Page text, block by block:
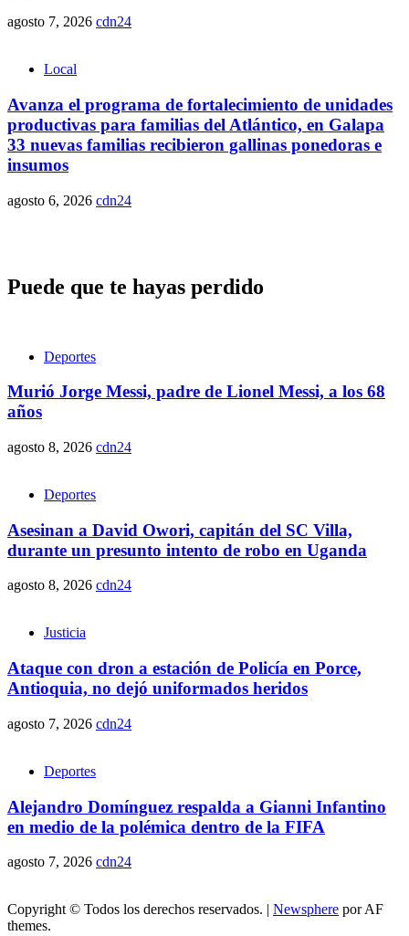
agosto 7, 2026 cdn24
Local
Avanza el programa de fortalecimiento de unidades
productivas para familias del Atlántico, en Galapa
33 nuevas familias recibieron gallinas ponedoras e
insumos
agosto 6, 2026 cdn24
Puede que te hayas perdido
Deportes
Murió Jorge Messi, padre de Lionel Messi, a los 68
años
agosto 8, 2026 cdn24
Deportes
Asesinan a David Owori, capitán del SC Villa,
durante un presunto intento de robo en Uganda
agosto 8, 2026 cdn24
Justicia
Ataque con dron a estación de Policía en Porce,
Antioquia, no dejó uniformados heridos
agosto 7, 2026 cdn24
Deportes
Alejandro Domínguez respalda a Gianni Infantino
en medio de la polémica dentro de la FIFA
agosto 7, 2026 cdn24
Copyright © Todos los derechos reservados. | Newsphere por AF
themes.